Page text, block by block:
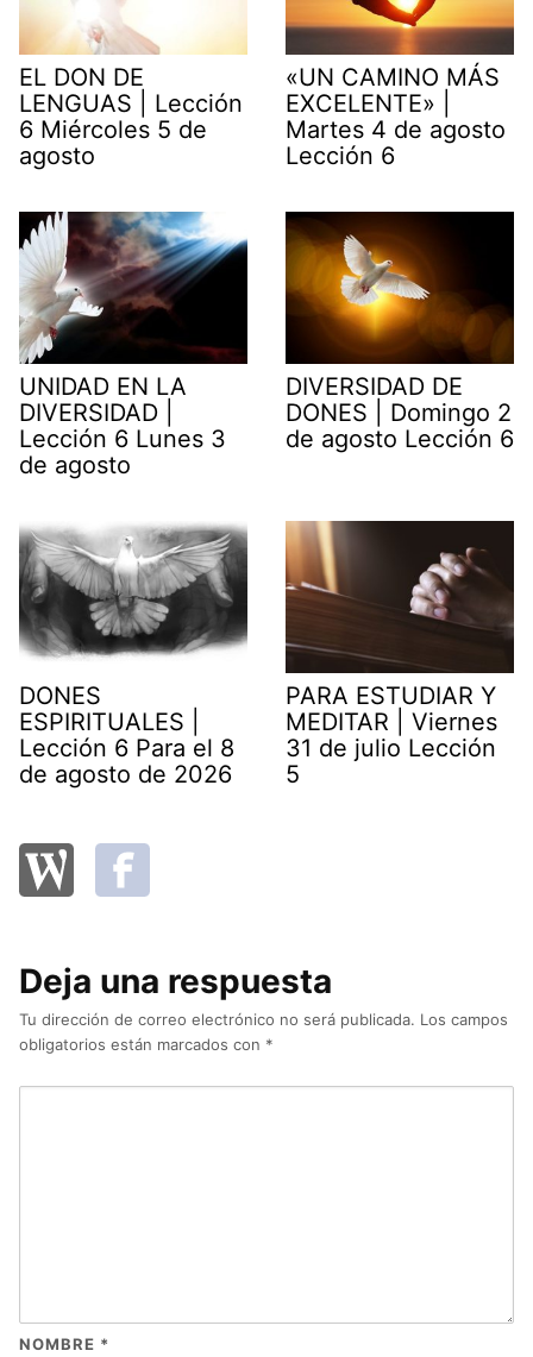
EL DON DE
LENGUAS | Lección
6 Miércoles 5 de
agosto
«UN CAMINO MÁS
EXCELENTE» |
Martes 4 de agosto
Lección 6
UNIDAD EN LA
DIVERSIDAD |
Lección 6 Lunes 3
de agosto
DIVERSIDAD DE
DONES | Domingo 2
de agosto Lección 6
DONES
ESPIRITUALES |
Lección 6 Para el 8
de agosto de 2026
PARA ESTUDIAR Y
MEDITAR | Viernes
31 de julio Lección
5
Deja una respuesta
Tu dirección de correo electrónico no será publicada. Los campos
obligatorios están marcados con *
NOMBRE *